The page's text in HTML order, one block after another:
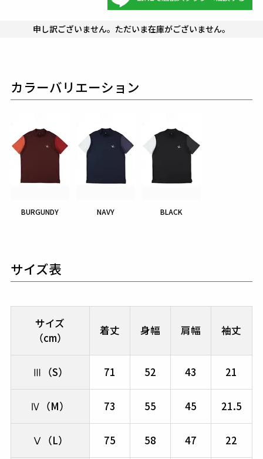
申し訳ございません。ただいま在庫がございません。
カラーバリエーション
BURGUNDY NAVY BLACK
サイズ表
サイズ
（cm）
着丈 身幅 肩幅 袖丈
Ⅲ（S） 71 52 43 21
Ⅳ（M） 73 55 45 21.5
Ⅴ（L） 75 58 47 22